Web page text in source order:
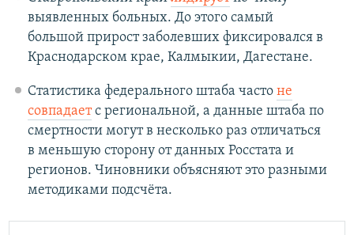
выявленных больных. До этого самый
большой прирост заболевших фиксировался в
Краснодарском крае, Калмыкии, Дагестане.​
Статистика федерального штаба часто не
совпадаетс региональной, а данные штаба по
смертности могут в несколько раз отличаться
в меньшую сторону от данных Росстата и
регионов. Чиновники объясняют это разными
методиками подсчёта.